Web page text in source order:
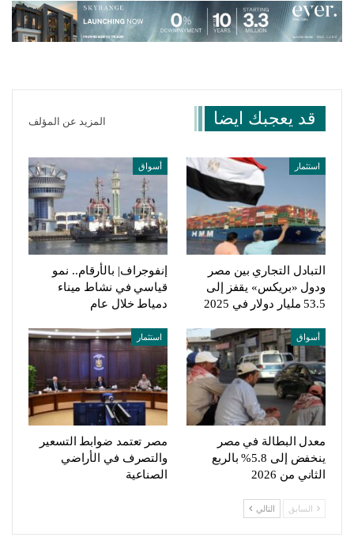
قد يعجبك ايضا المزيد عن المؤلف
استثمار
التبادل التجاري بين مصر
ودول «بريكس» يقفز إلى
53.5 مليار دولار في 2025
أسواق
إنفوجراف| بالأرقام.. نمو
قياسي في نشاط ميناء
دمياط خلال عام
أسواق
معدل البطالة في مصر
ينخفض إلى 5.8% بالربع
الثاني من 2026
استثمار
مصر تعتمد ضوابط التسعير
والتصرف في الأراضي
الصناعية
السابق التالي